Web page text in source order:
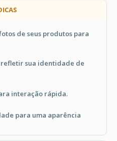
de seus produtos para
sua identidade de
interação rápida.
para uma aparência